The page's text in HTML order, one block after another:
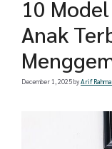
10
Anak
December 1, 2025byArif